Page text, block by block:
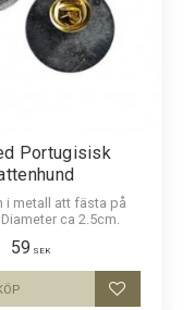
Portugisisk
i metall att fästa på
ca 2.5cm.
59 SEK
Lägg till i